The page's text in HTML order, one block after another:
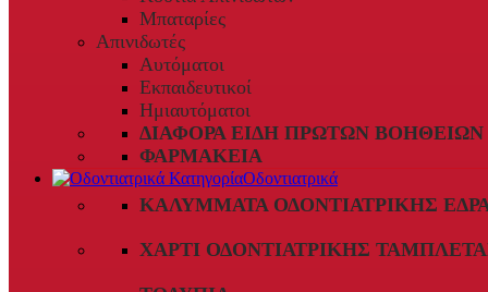
Μπαταρίες
Απινιδωτές
Αυτόματοι
Εκπαιδευτικοί
Ημιαυτόματοι
ΔΙΆΦΟΡΑ ΕΊΔΗ ΠΡΏΤΩΝ ΒΟΗΘΕΙΏΝ
ΦΑΡΜΑΚΕΊΑ
Οδοντιατρικά
ΚΑΛΎΜΜΑΤΑ ΟΔΟΝΤΙΑΤΡΙΚΉΣ
ΧΑΡΤΊ ΟΔΟΝΤΙΑΤΡΙΚΉΣ